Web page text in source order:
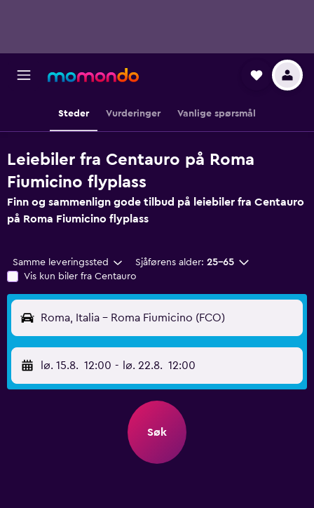
Steder Vurderinger Vanlige spørsmål
Leiebiler fra Centauro på Roma
Fiumicino flyplass
Finn og sammenlign gode tilbud på leiebiler fra Centauro
på Roma Fiumicino flyplass
Samme leveringssted Sjåførens alder: 25–65
Vis kun biler fra Centauro
Roma, Italia - Roma Fiumicino (FCO)
lø. 15.8. 12:00 - lø. 22.8. 12:00
Søk